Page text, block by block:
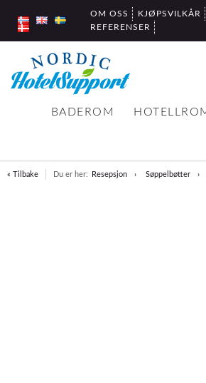
OM OSS KJØPSVILKÅR
REFERENSER
BADEROM
« Tilbake Du er her: Resepsjon Søppelbøtter